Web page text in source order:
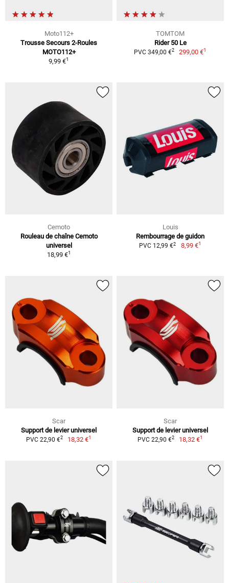
Moto112+
Trousse Secours 2-Roules
MOTO112+
9,99 €1
TOMTOM
Rider 50 Le
PVC 349,00 €2 299,00 €1
Cemoto
Rouleau de chaîne Cemoto
universel
18,99 €1
Louis
Rembourrage de guidon
PVC 12,99 €2 8,99 €1
Scar
Support de levier universel
PVC 22,90 €2 18,32 €1
Scar
Support de levier universel
PVC 22,90 €2 18,32 €1